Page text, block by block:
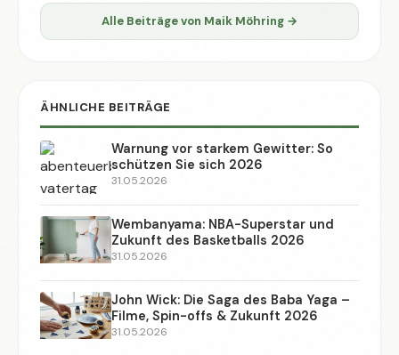
Alle Beiträge von Maik Möhring →
ÄHNLICHE BEITRÄGE
Warnung vor starkem Gewitter: So
schützen Sie sich 2026
31.05.2026
Wembanyama: NBA-Superstar und
Zukunft des Basketballs 2026
31.05.2026
John Wick: Die Saga des Baba Yaga –
Filme, Spin-offs & Zukunft 2026
31.05.2026